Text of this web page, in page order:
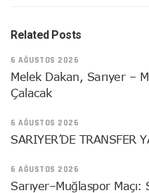
Related Posts
6 AĞUSTOS 2026
Melek Dakan, Sarıyer –
Çalacak
6 AĞUSTOS 2026
SARIYER’DE TRANSFER
6 AĞUSTOS 2026
Sarıyer–Muğlaspor Maçı: